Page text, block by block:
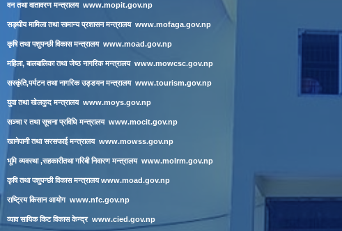
वन तथा वातावरण मन्त्रालय www.mopit.gov.np
सङ्घीय मामिला तथा सामान्य प्रशासन मन्त्रालय www.mofaga.gov.np
कृषि तथा पशुपन्छी विकास मन्त्रालय www.moad.gov.np
महिला, बालबालिका तथा जेष्ठ नागरिक मन्त्रालय www.mowcsc.gov.np
सस्कृंति,पर्यटन तथा नागरिक उड्डयन मन्त्रालय www.tourism.gov.np
युवा तथा खेलकुद मन्त्रालय www.moys.gov.np
सञ्चा र तथा सूचना प्रविधि मन्त्रालय www.mocit.gov.np
खानेपानी तथा सरसफाई मन्त्रालय www.mowss.gov.np
भूमि व्यवस्था ,सहकारीतथा गरिबी निवारण मन्त्रालय www.molrm.gov.np
कृषि तथा पशुपन्छी विकास मन्त्रालयwww.moad.gov.np
राष्ट्रिय किसान आयोग www.nfc.gov.np
व्याव सायिक किट विकास केन्द्र www.cied.gov.np